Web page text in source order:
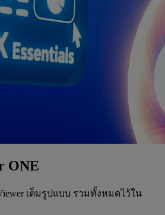
ONE
เต็มรูปแบบ รวมทั้งหมดไว้ใน